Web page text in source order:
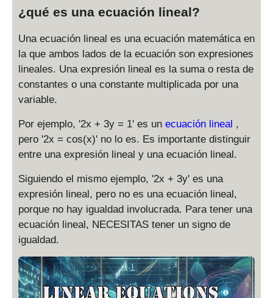
¿qué es una ecuación lineal?
Una ecuación lineal es una ecuación matemática en
la que ambos lados de la ecuación son expresiones
lineales. Una expresión lineal es la suma o resta de
constantes o una constante multiplicada por una
variable.
Por ejemplo, '2x + 3y = 1' es un ecuación lineal ,
pero '2x = cos(x)' no lo es. Es importante distinguir
entre una expresión lineal y una ecuación lineal.
Siguiendo el mismo ejemplo, '2x + 3y' es una
expresión lineal, pero no es una ecuación lineal,
porque no hay igualdad involucrada. Para tener una
ecuación lineal, NECESITAS tener un signo de
igualdad.